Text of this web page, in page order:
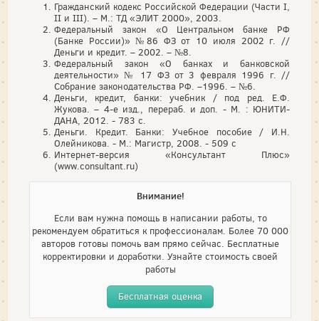
Гражданский кодекс Российской Федерации (Части I,
II и III). – М.: ТД «ЭЛИТ 2000», 2003.
Федеральный закон «О Центральном банке РФ
(Банке России)» №86 ФЗ от 10 июля 2002 г. //
Деньги и кредит. – 2002. – №8.
Федеральный закон «О банках и банковской
деятельности» № 17 ФЗ от 3 февраля 1996 г. //
Собрание законодательства РФ. –1996. – №6.
Деньги, кредит, банки: учебник / под ред. Е.Ф.
Жукова. – 4-е изд., перераб. и доп. - М. : ЮНИТИ-
ДАНА, 2012. - 783 с.
Деньги. Кредит. Банки: Учебное пособие / И.Н.
Олейникова. - М.: Магистр, 2008. - 509 с
Интернет-версия «Консультант Плюс»
(www.consultant.ru)
Внимание!
Если вам нужна помощь в написании работы, то
рекомендуем обратиться к профессионалам. Более 70 000
авторов готовы помочь вам прямо сейчас. Бесплатные
корректировки и доработки. Узнайте стоимость своей
работы
Бесплатная оценка